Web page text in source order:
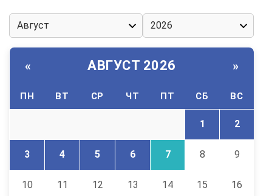
« АВГУСТ 2026 »
ПН ВТ СР ЧТ ПТ СБ ВС
1 2
3 4 5 6 7 8 9
10 11 12 13 14 15 16